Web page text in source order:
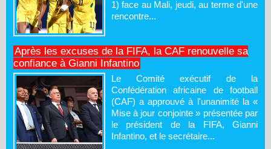
1) face au Mali, jeudi, au terme d'une
rencontre...
Après les excuses de la FIFA, la CAF renouvelle sa
confiance à Gianni Infantino
Le Comité exécutif de la
Confédération africaine de football
(CAF) a approuvé à l'unanimité la «
Mise à jour conjointe » présentée par
le président de la FIFA, Gianni
Infantino, et le secrétaire...